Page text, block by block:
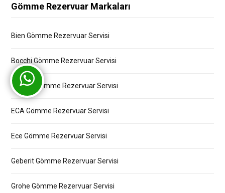
Gömme Rezervuar Markaları
Bien Gömme Rezervuar Servisi
Bocchi Gömme Rezervuar Servisi
Creavit Gömme Rezervuar Servisi
ECA Gömme Rezervuar Servisi
Ece Gömme Rezervuar Servisi
Geberit Gömme Rezervuar Servisi
Grohe Gömme Rezervuar Servisi